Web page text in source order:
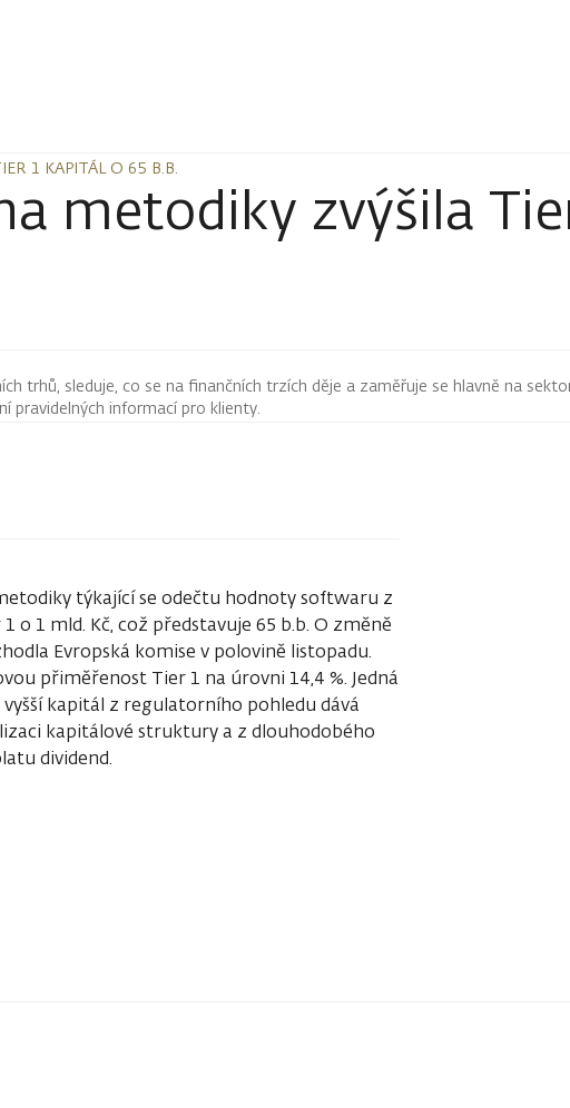
1 KAPITÁL O 65 B.B.
1 KAPITÁL O 65 B.B.
metodiky zvýšila
trhů, sleduje, co se na finančních trzích děje a zaměřuje se hlavně na
pravidelných informací pro klienty.
týkající se odečtu hodnoty softwaru z
1 mld. Kč, což představuje 65 b.b. O změně
Evropská komise v polovině listopadu.
přiměřenost Tier 1 na úrovni 14,4 %. Jedná
kapitál z regulatorního pohledu dává
kapitálové struktury a z dlouhodobého
dividend.